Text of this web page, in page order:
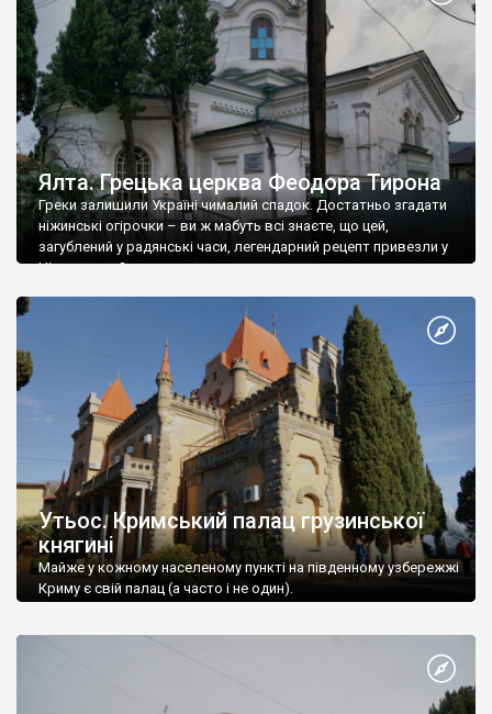
Ялта. Грецька церква Феодора Тирона
Греки залишили Україні чималий спадок. Достатньо згадати
ніжинські огірочки – ви ж мабуть всі знаєте, що цей,
загублений у радянські часи, легендарний рецепт привезли у
Ніжин греки?
Утьос. Кримський палац грузинської
княгині
Майже у кожному населеному пункті на південному узбережжі
Криму є свій палац (а часто і не один).